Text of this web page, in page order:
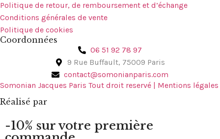
Politique de retour, de remboursement et d’échange
Conditions générales de vente
Politique de cookies
Coordonnées
06 51 92 78 97
9 Rue Buffault, 75009 Paris
contact@somonianparis.com
Somonian Jacques Paris Tout droit reservé | Mentions légales
Réalisé par
-10% sur votre première